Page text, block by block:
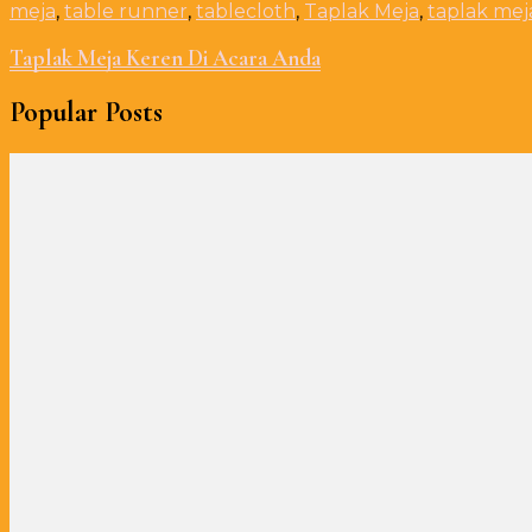
meja, table runner, tablecloth, Taplak Meja, taplak
Taplak Meja Keren Di Acara Anda
Popular Posts